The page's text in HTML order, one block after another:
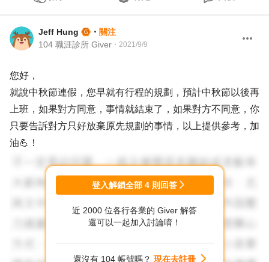
Jeff Hung ・ 關注
104 職涯診所 Giver ・ 2021/9/9
您好，
就說中秋節連假，您早就有行程的規劃，預計中秋節以後再
上班，如果對方同意，事情就結束了，如果對方不同意，你
只要告訴對方只好放棄原先規劃的事情，以上提供參考，加
油💪！
登入解鎖全部 4 則回答
近 2000 位各行各業的 Giver 解答
還可以一起加入討論唷！
還沒有 104 帳號嗎？ 現在去註冊